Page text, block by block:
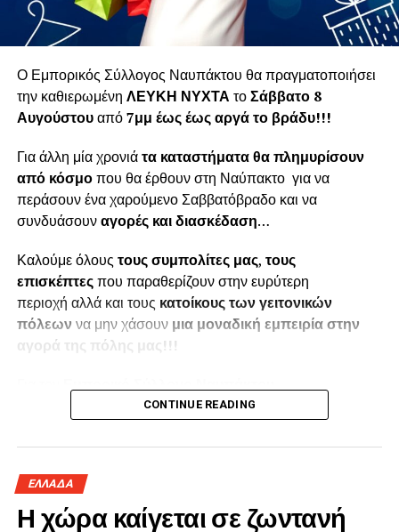
Ο Εμπορικός Σύλλογος Ναυπάκτου θα πραγματοποιήσει
την καθιερωμένη ΛΕΥΚΗ ΝΥΧΤΑ τοΣάββατο 8
Αυγούστουαπό7μμ έως έως αργά το βράδυ!!!
Για άλλη μία χρονιάτα καταστήματα θα πλημυρίσουν
από κόσμοπου θα έρθουν στη Ναύπακτο για να
περάσουν ένα χαρούμενο Σαββατόβραδο και να
συνδυάσουναγορές και διασκέδαση…
Καλούμε όλους τους συμπολίτες μας, τους
επισκέπτεςπου παραθερίζουν στην ευρύτερη
περιοχή αλλά και τους κατοίκους των γειτονικών
πόλεων να μην χάσουν μια μοναδική εμπειρία στην
αγορά της πόλης μας!!!
Ο Πρόεδρος
Η Γραμματέας
CONTINUE READING
ΕΛΛΑΔΑ
Η χώρα καίγεται σε ζωντανή